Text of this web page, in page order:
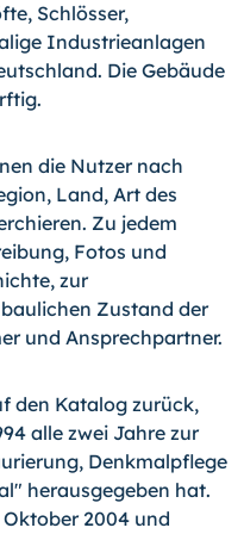
Schlösser,
Industrieanlagen
Die Gebäude
die Nutzer nach
Land, Art des
Zu jedem
Fotos und
zur
Zustand der
und Ansprechpartner.
den Katalog zurück,
alle zwei Jahre zur
Denkmalpflege
herausgegeben hat.
2004 und